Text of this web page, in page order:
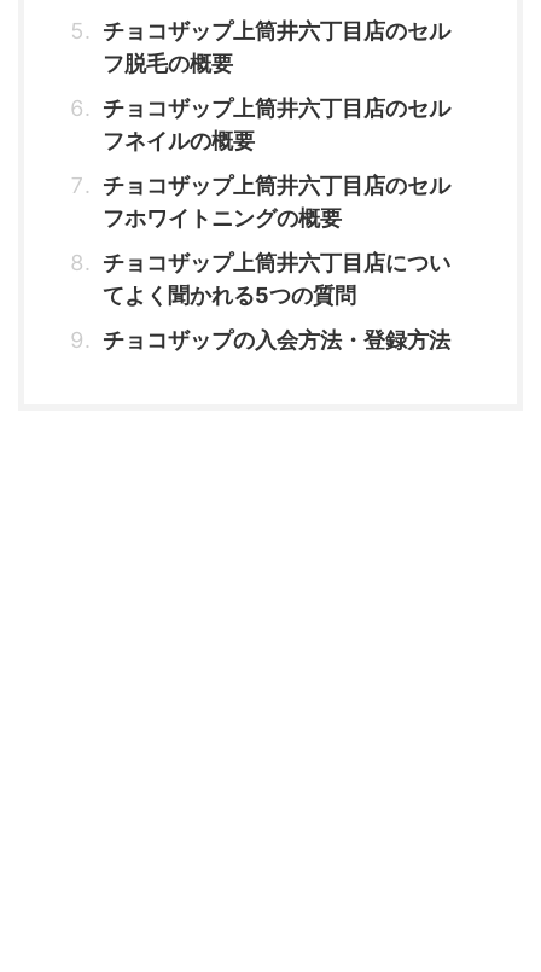
チョコザップ上筒井六丁目店のセル
フ脱毛の概要
チョコザップ上筒井六丁目店のセル
フネイルの概要
チョコザップ上筒井六丁目店のセル
フホワイトニングの概要
チョコザップ上筒井六丁目店につい
てよく聞かれる5つの質問
チョコザップの入会方法・登録方法